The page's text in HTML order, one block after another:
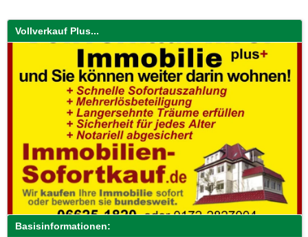
Vollverkauf Plus...
Basisinformationen: